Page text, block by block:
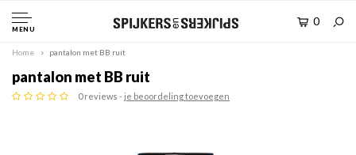
MENU
0
Home pantalon met BB ruit
pantalon met BB ruit
0 reviews -je beoordeling toevoegen